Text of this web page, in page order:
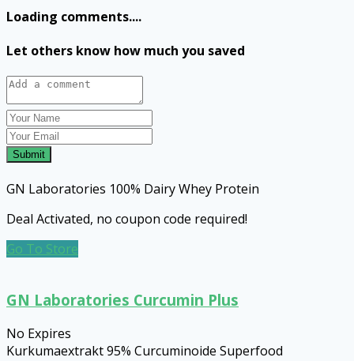
Loading comments....
Let others know how much you saved
Submit
GN Laboratories 100% Dairy Whey Protein
Deal Activated, no coupon code required!
Go To Store
GN Laboratories Curcumin Plus
No Expires
Kurkumaextrakt 95% Curcuminoide Superfood